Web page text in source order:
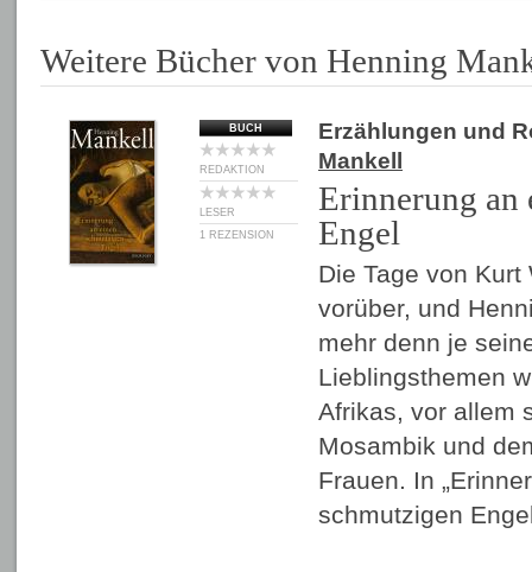
Weitere Bücher von Henning
BUCH
REDAKTION
LESER
1 REZENSION
Erzählungen und
Mankell
Erinnerung an
Engel
Die Tage von Kurt
vorüber, und
mehr denn je
Lieblingsthemen
Afrikas, vor allem
Mosambik und
Frauen. In
schmutzigen